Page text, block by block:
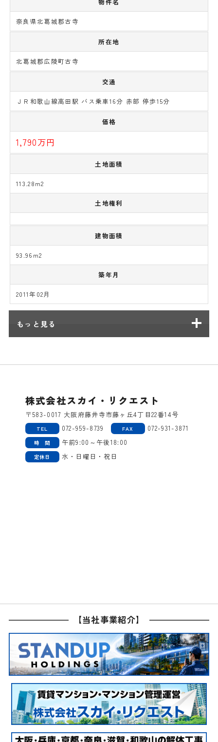
奈良県北葛城郡古寺
所在地
北葛城郡広陵町古寺
交通
ＪＲ和歌山線高田駅 バス乗車16分 赤部 停歩15分
価格
1,790万円
土地面積
113.28m2
土地権利
建物面積
93.96m2
築年月
2011年02月
もっと見る
株式会社スカイ・リクエスト
〒583-0017 大阪府藤井寺市藤ヶ丘4丁目22番14号
TEL 072-959-8739 FAX 072-931-3871
時 間 午前9:00～午後18:00
定休日 水・日曜日・祝日
【当社事業紹介】